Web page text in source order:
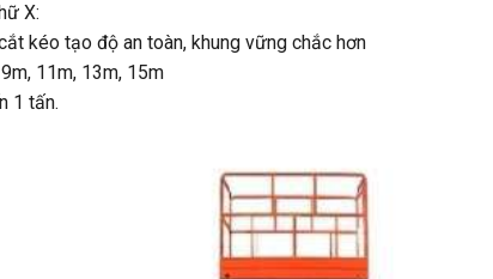
X:
kéo tạo độ an toàn, khung vững chắc hơn
11m, 13m, 15m
1 tấn.